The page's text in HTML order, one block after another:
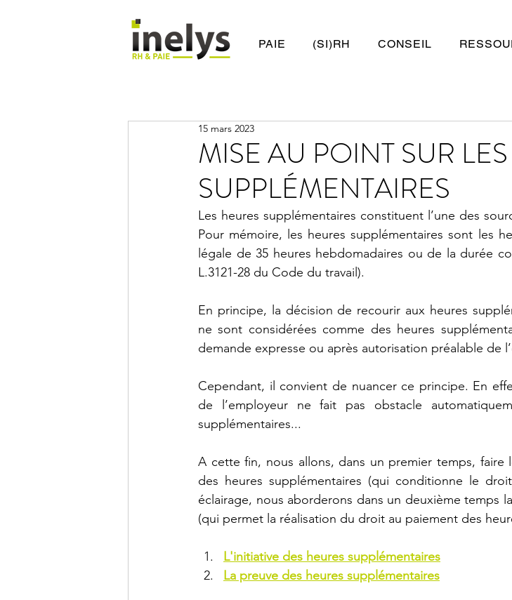
PAIE (SI)RH CONSEIL
MISE AU POINT SUR
SUPPLÉMENTAIRES
15 mars 2023
Les heures supplémentaires constituent l’une des
Pour mémoire, les heures supplémentaires sont les
légale de 35 heures hebdomadaires ou de la durée
L.3121-28 du Code du travail).
En principe, la décision de recourir aux heures
ne sont considérées comme des heures
demande expresse ou après autorisation préalable de
Cependant, il convient de nuancer ce principe. En
de l’employeur ne fait pas obstacle
supplémentaires...
A cette fin, nous allons, dans un premier temps, faire
des heures supplémentaires (qui conditionne le
éclairage, nous aborderons dans un deuxième temps
(qui permet la réalisation du droit au paiement des
L'initiative des heures supplémentaires
La preuve des heures supplémentaires